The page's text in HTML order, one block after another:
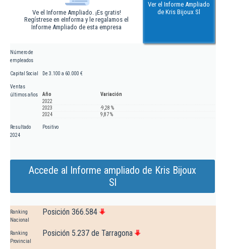
Ve el Informe Ampliado. ¡Es gratis!
Regístrese en eInforma y le regalamos el
Informe Ampliado de esta empresa
Ver el Informe Ampliado
de Kris Bijoux Sl
Número de
empleados
Capital Social De 3.100 a 60.000 €
Ventas
últimos años
Año
Variación
2022
2023
-9,28 %
2024
9,87 %
Resultado
2024
Positivo
Accede al Informe ampliado de Kris Bijoux
Sl
Ranking
Nacional
Posición 366.584
Ranking
Provincial
Posición 5.237 de Tarragona